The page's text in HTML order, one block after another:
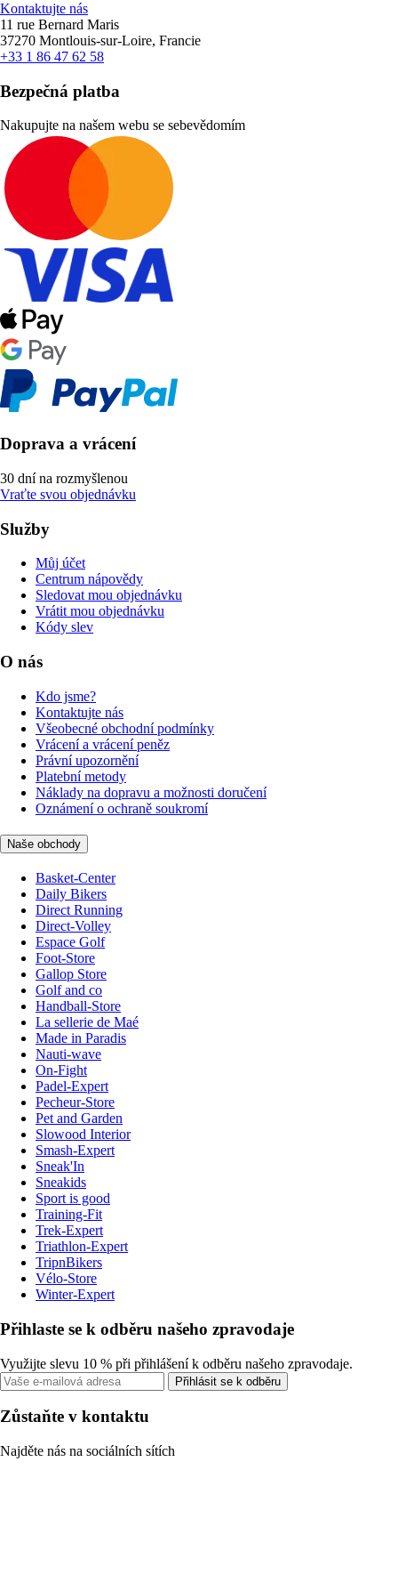
Kontaktujte nás
11 rue Bernard Maris
37270 Montlouis-sur-Loire, Francie
+33 1 86 47 62 58
Bezpečná platba
Nakupujte na našem webu se sebevědomím
Doprava a vrácení
30 dní na rozmyšlenou
Vraťte svou objednávku
Služby
Můj účet
Centrum nápovědy
Sledovat mou objednávku
Vrátit mou objednávku
Kódy slev
O nás
Kdo jsme?
Kontaktujte nás
Všeobecné obchodní podmínky
Vrácení a vrácení peněz
Právní upozornění
Platební metody
Náklady na dopravu a možnosti doručení
Oznámení o ochraně soukromí
Naše obchody
Basket-Center
Daily Bikers
Direct Running
Direct-Volley
Espace Golf
Foot-Store
Gallop Store
Golf and co
Handball-Store
La sellerie de Maé
Made in Paradis
Nauti-wave
On-Fight
Padel-Expert
Pecheur-Store
Pet and Garden
Slowood Interior
Smash-Expert
Sneak'In
Sneakids
Sport is good
Training-Fit
Trek-Expert
Triathlon-Expert
TripnBikers
Vélo-Store
Winter-Expert
Přihlaste se k odběru našeho zpravodaje
Využijte slevu 10 % při přihlášení k odběru našeho zpravodaje.
Přihlásit se k odběru
Zůstaňte v kontaktu
Najděte nás na sociálních sítích